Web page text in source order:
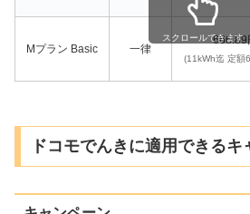
Mプラン Basic 一律
666.89
(11kWh迄 定額
スクロールできます
ドコモでんきに適用できるキ